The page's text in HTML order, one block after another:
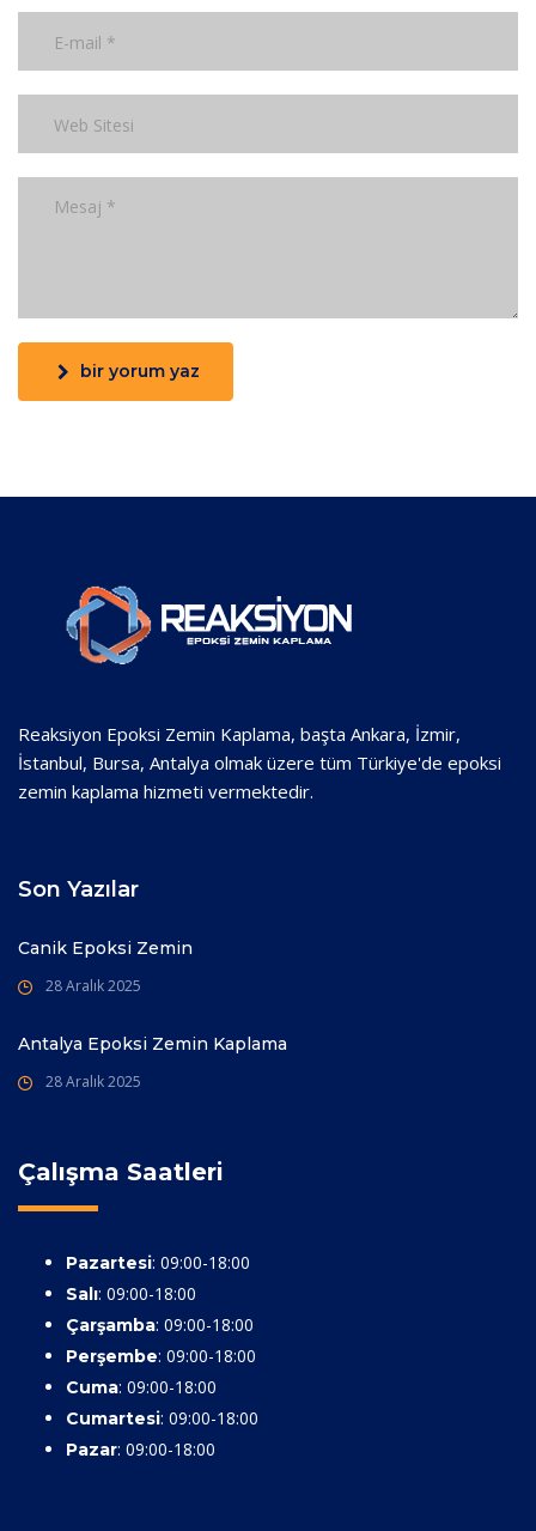
bir yorum yaz
Reaksiyon Epoksi Zemin Kaplama, başta Ankara, İzmir,
İstanbul, Bursa, Antalya olmak üzere tüm Türkiye'de epoksi
zemin kaplama hizmeti vermektedir.
Son Yazılar
Canik Epoksi Zemin
28 Aralık 2025
Antalya Epoksi Zemin Kaplama
28 Aralık 2025
Çalışma Saatleri
Pazartesi: 09:00-18:00
Salı: 09:00-18:00
Çarşamba: 09:00-18:00
Perşembe: 09:00-18:00
Cuma: 09:00-18:00
Cumartesi: 09:00-18:00
Pazar: 09:00-18:00